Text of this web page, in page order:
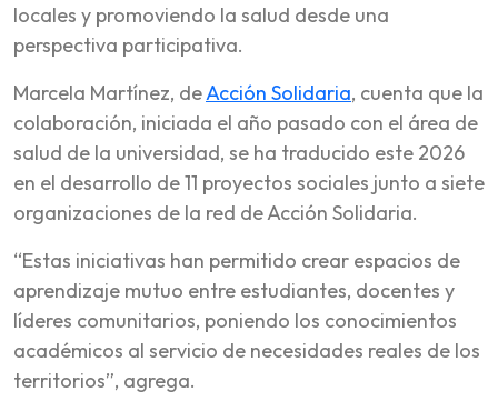
locales y promoviendo la salud desde una
perspectiva participativa.
Marcela Martínez, deAcción Solidaria, cuenta que la
colaboración, iniciada el año pasado con el área de
salud de la universidad, se ha traducido este 2026
en el desarrollo de 11 proyectos sociales junto a siete
organizaciones de la red de Acción Solidaria.
“Estas iniciativas han permitido crear espacios de
aprendizaje mutuo entre estudiantes, docentes y
líderes comunitarios, poniendo los conocimientos
académicos al servicio de necesidades reales de los
territorios”, agrega.